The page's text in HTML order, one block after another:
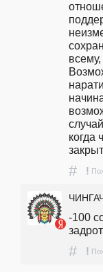
когда
# !
-100
# !